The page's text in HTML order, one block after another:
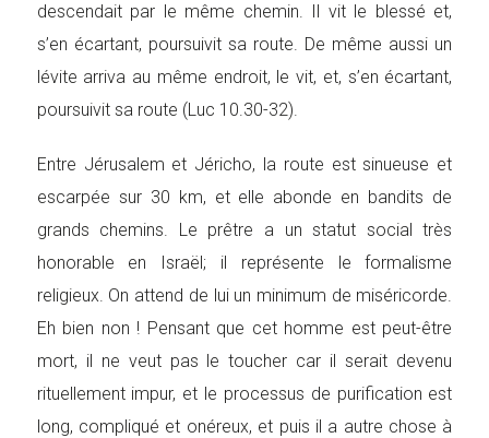
descendait par le même chemin. Il vit le blessé et,
s’en écartant, poursuivit sa route. De même aussi un
lévite arriva au même endroit, le vit, et, s’en écartant,
poursuivit sa route (Luc 10.30-32).
Entre Jérusalem et Jéricho, la route est sinueuse et
escarpée sur 30 km, et elle abonde en bandits de
grands chemins. Le prêtre a un statut social très
honorable en Israël; il représente le formalisme
religieux. On attend de lui un minimum de miséricorde.
Eh bien non ! Pensant que cet homme est peut-être
mort, il ne veut pas le toucher car il serait devenu
rituellement impur, et le processus de purification est
long, compliqué et onéreux, et puis il a autre chose à